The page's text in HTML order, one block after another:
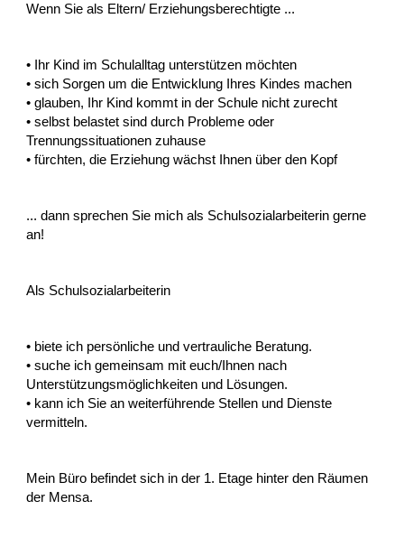
Wenn Sie als Eltern/ Erziehungsberechtigte ...
• Ihr Kind im Schulalltag unterstützen möchten
• sich Sorgen um die Entwicklung Ihres Kindes machen
• glauben, Ihr Kind kommt in der Schule nicht zurecht
• selbst belastet sind durch Probleme oder
Trennungssituationen zuhause
• fürchten, die Erziehung wächst Ihnen über den Kopf
... dann sprechen Sie mich als Schulsozialarbeiterin gerne
an!
Als Schulsozialarbeiterin
• biete ich persönliche und vertrauliche Beratung.
• suche ich gemeinsam mit euch/Ihnen nach
Unterstützungsmöglichkeiten und Lösungen.
• kann ich Sie an weiterführende Stellen und Dienste
vermitteln.
Mein Büro befindet sich in der 1. Etage hinter den Räumen
der Mensa.